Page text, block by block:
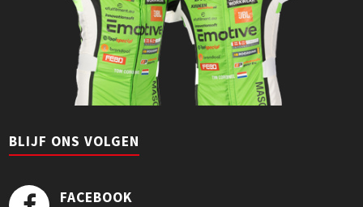
BLIJF ONS VOLGEN
FACEBOOK